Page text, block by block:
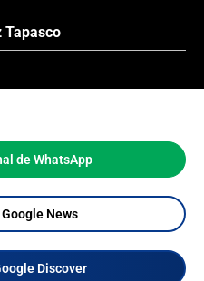
Tapasco
de WhatsApp
News
Discover